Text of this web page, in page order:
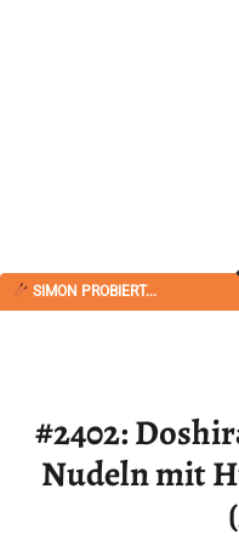
SIMON PROBIERT...
#2402:
Nudeln mit